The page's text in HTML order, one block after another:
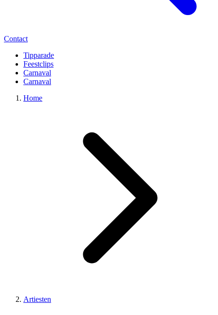
Contact
Tipparade
Feestclips
Carnaval
Carnaval
Home
Artiesten